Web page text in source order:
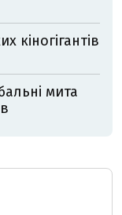
кіногігантів
мита